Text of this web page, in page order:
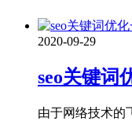
2020-09-29
seo关键词
由于网络技术的